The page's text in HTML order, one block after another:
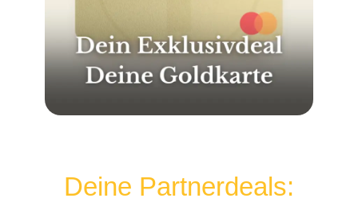
Deine Partnerdeals: